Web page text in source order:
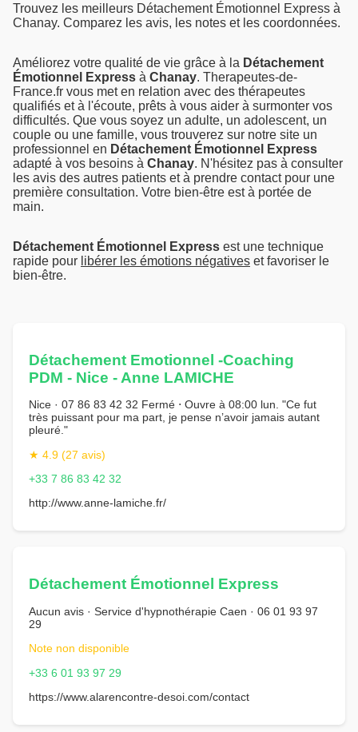
Trouvez les meilleurs Détachement Émotionnel Express à
Chanay. Comparez les avis, les notes et les coordonnées.
Améliorez votre qualité de vie grâce à la Détachement
Émotionnel Express à Chanay. Therapeutes-de-
France.fr vous met en relation avec des thérapeutes
qualifiés et à l'écoute, prêts à vous aider à surmonter vos
difficultés. Que vous soyez un adulte, un adolescent, un
couple ou une famille, vous trouverez sur notre site un
professionnel en Détachement Émotionnel Express
adapté à vos besoins à Chanay. N'hésitez pas à consulter
les avis des autres patients et à prendre contact pour une
première consultation. Votre bien-être est à portée de
main.
Détachement Émotionnel Express est une technique
rapide pour libérer les émotions négatives et favoriser le
bien-être.
Détachement Emotionnel -Coaching
PDM - Nice - Anne LAMICHE
Nice · 07 86 83 42 32 Fermé ⋅ Ouvre à 08:00 lun. "Ce fut
très puissant pour ma part, je pense n’avoir jamais autant
pleuré."
★ 4.9 (27 avis)
+33 7 86 83 42 32
http://www.anne-lamiche.fr/
Détachement Émotionnel Express
Aucun avis · Service d'hypnothérapie Caen · 06 01 93 97
29
Note non disponible
+33 6 01 93 97 29
https://www.alarencontre-desoi.com/contact